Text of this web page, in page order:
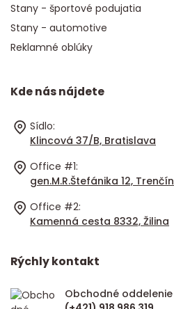
Stany - športové podujatia
Stany - automotive
Reklamné oblúky
Kde nás nájdete
Sídlo:
Klincová 37/B, Bratislava
Office #1:
gen.M.R.Štefánika 12, Trenčín
Office #2:
Kamenná cesta 8332, Žilina
Rýchly kontakt
Obchodné oddelenie